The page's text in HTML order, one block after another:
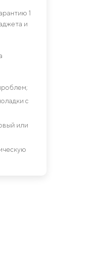
1
и
с
или